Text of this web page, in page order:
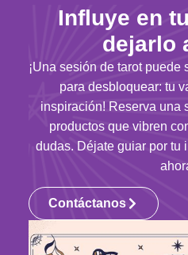
Influye en
dejarlo
¡Una sesión de tarot
para desbloquear: tu
inspiración! Reserva una
productos que vibren
dudas. Déjate guiar por tu
Contáctanos